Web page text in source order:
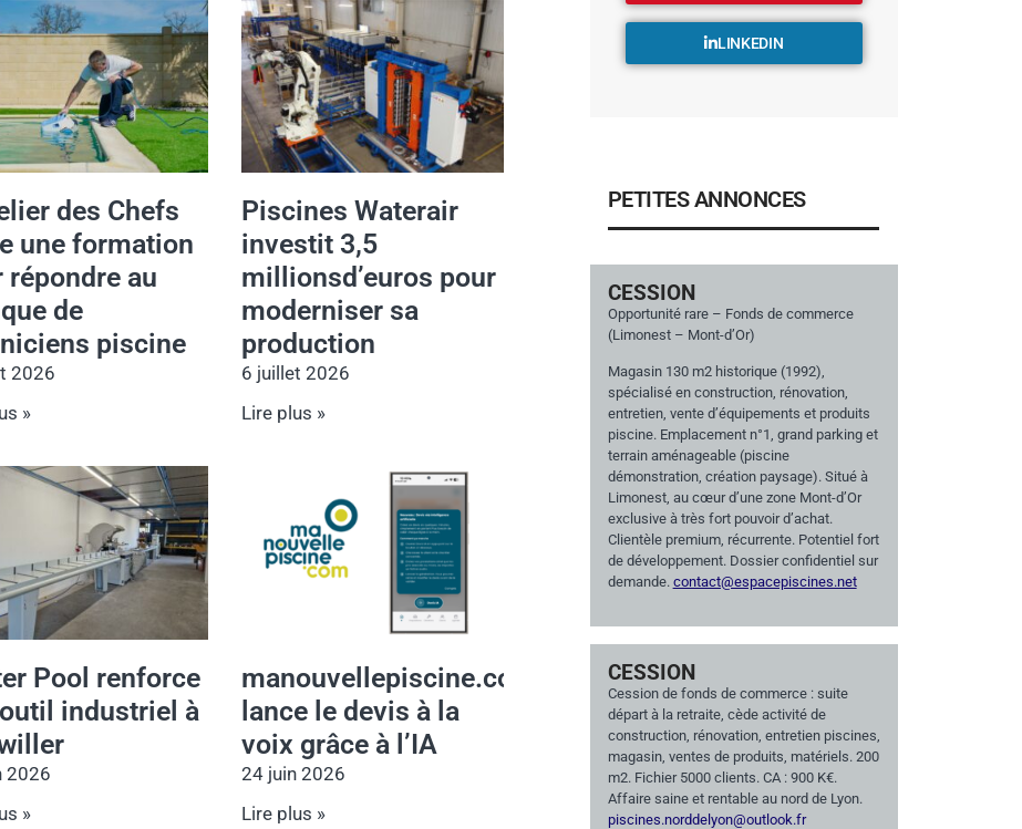
des Chefs
une formation
répondre au
de
piscine
2026
»
Piscines Waterair
investit 3,5
millionsd’euros pour
moderniser sa
production
6 juillet 2026
Lire plus »
Pool renforce
industriel à
2026
»
manouvellepiscine.com
lance le devis à la
voix grâce à l’IA
24 juin 2026
Lire plus »
LINKEDIN
PETITES ANNONCES
CESSION
Opportunité rare – Fonds de commerce
(Limonest – Mont-d’Or)
Magasin 130 m2 historique (1992),
spécialisé en construction, rénovation,
entretien, vente d’équipements et produits
piscine. Emplacement n°1, grand parking et
terrain aménageable (piscine
démonstration, création paysage). Situé à
Limonest, au cœur d’une zone Mont-d’Or
exclusive à très fort pouvoir d’achat.
Clientèle premium, récurrente. Potentiel fort
de développement. Dossier confidentiel sur
demande. contact@espacepiscines.net
CESSION
Cession de fonds de commerce : suite
départ à la retraite, cède activité de
construction, rénovation, entretien piscines,
magasin, ventes de produits, matériels. 200
m2. Fichier 5000 clients. CA : 900 K€.
Affaire saine et rentable au nord de Lyon.
piscines.norddelyon@outlook.fr